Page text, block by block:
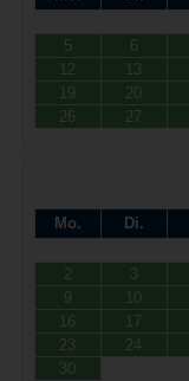
5
6
12
13
19
20
26
27
Mo.
Di.
2
3
9
10
16
17
23
24
30